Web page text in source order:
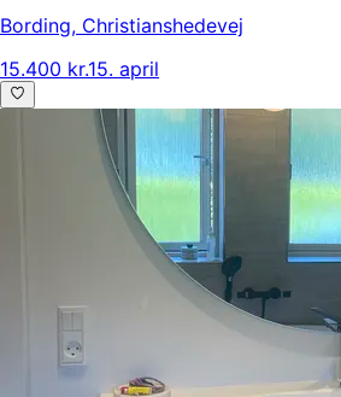
Bording, Christianshedevej
15.400 kr.15. april